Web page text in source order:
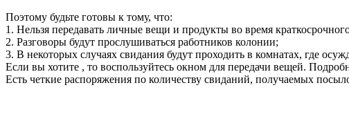
Поэтому будьте готовы к тому, что:
1. Нельзя передавать личные вещи и продукты во время
2. Разговоры будут прослушиваться работников колонии;
3. В некоторых случаях свидания будут проходить в комнатах, где
Если вы хотите , то воспользуйтесь окном для передачи вещей.
Есть четкие распоряжения по количеству свиданий, получаемых